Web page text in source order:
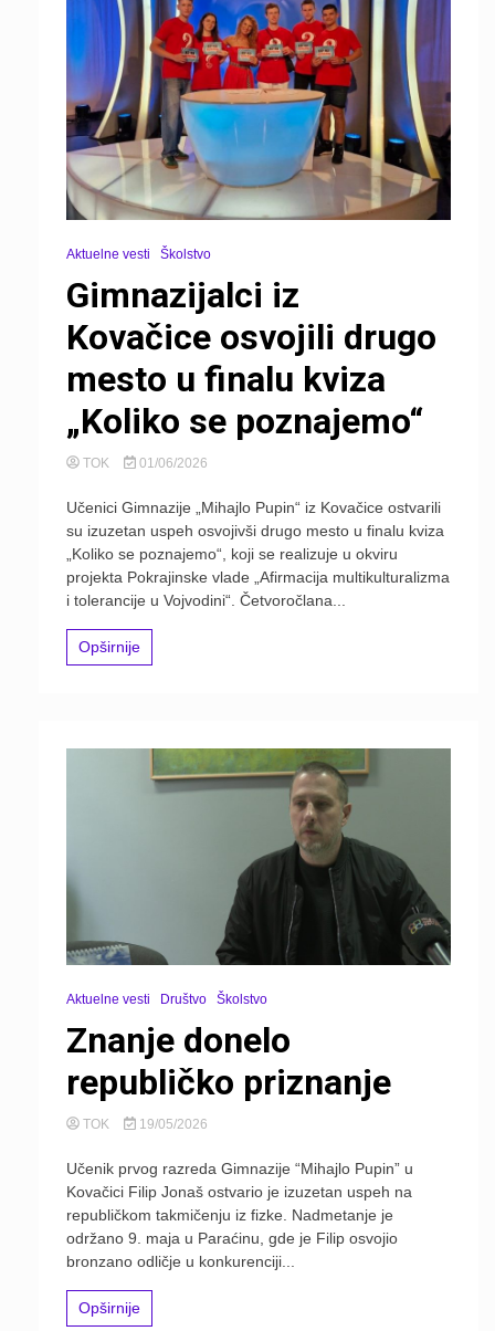
Aktuelne vesti Školstvo
Gimnazijalci iz
Kovačice osvojili drugo
mesto u finalu kviza
„Koliko se poznajemo“
TOK 01/06/2026
Učenici Gimnazije „Mihajlo Pupin“ iz Kovačice ostvarili
su izuzetan uspeh osvojivši drugo mesto u finalu kviza
„Koliko se poznajemo“, koji se realizuje u okviru
projekta Pokrajinske vlade „Afirmacija multikulturalizma
i tolerancije u Vojvodini“. Četvoročlana...
Opširnije
Aktuelne vesti Društvo Školstvo
Znanje donelo
republičko priznanje
TOK 19/05/2026
Učenik prvog razreda Gimnazije “Mihajlo Pupin” u
Kovačici Filip Jonaš ostvario je izuzetan uspeh na
republičkom takmičenju iz fizke. Nadmetanje je
održano 9. maja u Paraćinu, gde je Filip osvojio
bronzano odličje u konkurenciji...
Opširnije